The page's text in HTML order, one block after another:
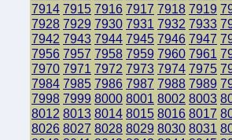
7914 7915 7916 7917 7918 7919
7928 7929 7930 7931 7932 7933
7942 7943 7944 7945 7946 7947
7956 7957 7958 7959 7960 7961
7970 7971 7972 7973 7974 7975
7984 7985 7986 7987 7988 7989
7998 7999 8000 8001 8002 8003
8012 8013 8014 8015 8016 8017
8026 8027 8028 8029 8030 8031